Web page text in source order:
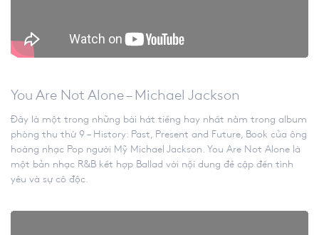
You Are Not Alone – Michael Jackson
Đây là một trong những bài hát tiếng hay nhất nằm trong album
phòng thu thứ 9 – History: Past, Present and Future, Book của ông
hoàng nhạc Pop người Mỹ Michael Jackson. You Are Not Alone là
một bản nhạc R&B kết hợp Ballad với nội dung đề cập đến tình
yêu và sự cô độc.